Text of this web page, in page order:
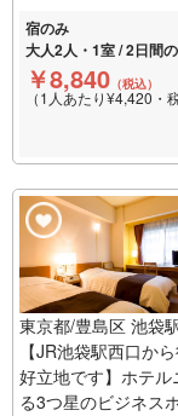
宿のみ
大人2人・1室 / 2日間
￥8,840 （税込）
（1人あたり¥4,420・
東京都/豊島区 池袋
【JR池袋駅西口か
好立地です】ホテ
る3つ星のビジネス